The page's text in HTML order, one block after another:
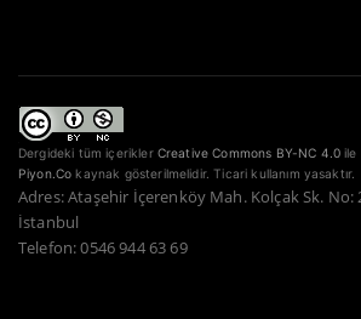
Dergideki tüm içerikler Creative Commons BY-NC 4.0 ile
Piyon.Co kaynak gösterilmelidir. Ticari kullanım yasaktır.
Adres: Ataşehir İçerenköy Mah. Kolçak Sk. No:
İstanbul
Telefon: 0546 944 63 69